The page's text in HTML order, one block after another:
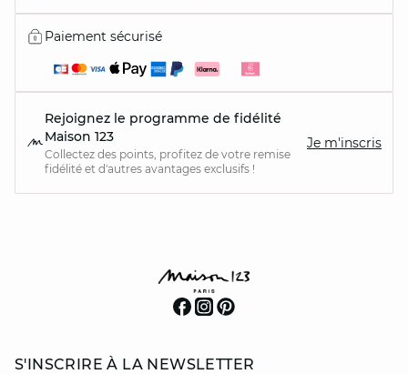
Paiement sécurisé
Rejoignez le programme de fidélité
Maison 123
Collectez des points, profitez de votre remise
fidélité et d'autres avantages exclusifs !
Je m'inscris
S'INSCRIRE À LA NEWSLETTER